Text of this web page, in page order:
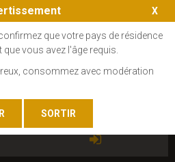
que votre pays de résidence
vous avez l'âge requis.
consommez avec modération